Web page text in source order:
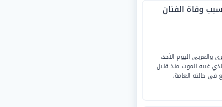
وفاة الفنان
اليوم الأحد،
غيبه الموت منذ قليل
حالته العامة.